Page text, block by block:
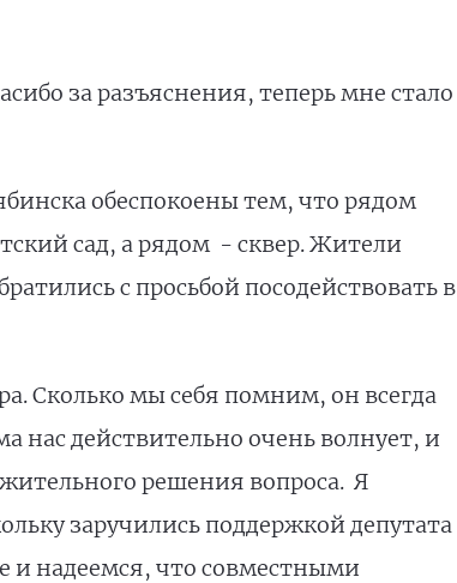
за разъяснения, теперь мне стало
обеспокоены тем, что рядом
сад, а рядом - сквер. Жители
с просьбой посодействовать в
Сколько мы себя помним, он всегда
нас действительно очень волнует, и
решения вопроса. Я
заручились поддержкой депутата
и надеемся, что совместными